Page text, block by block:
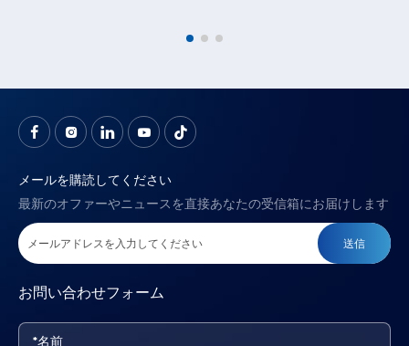
お問い合わせフォーム
メールを購読してください
最新のオファーやニュースを直接あなたの受信箱にお届けします
送信